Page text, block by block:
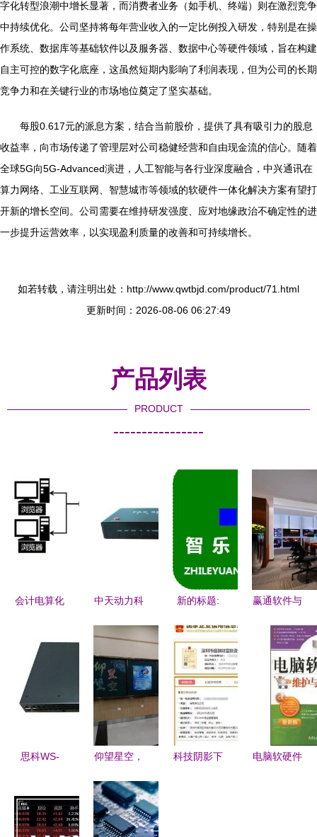
字化转型浪潮中增长显著，而消费者业务（如手机、终端）则在激烈竞争
中持续优化。公司坚持将每年营业收入的一定比例投入研发，特别是在操
作系统、数据库等基础软件以及服务器、数据中心等硬件领域，旨在构建
自主可控的数字化底座，这虽然短期内影响了利润表现，但为公司的长期
竞争力和在关键行业的市场地位奠定了坚实基础。
每股0.617元的派息方案，结合当前股价，提供了具有吸引力的股息
收益率，向市场传递了管理层对公司稳健经营和自由现金流的信心。随着
全球5G向5G-Advanced演进，人工智能与各行业深度融合，中兴通讯在
算力网络、工业互联网、智慧城市等领域的软硬件一体化解决方案有望打
开新的增长空间。公司需要在维持研发强度、应对地缘政治不确定性的进
一步提升运营效率，以实现盈利质量的改善和可持续增长。
如若转载，请注明出处：http://www.qwtbjd.com/product/71.html
更新时间：2026-08-06 06:27:49
产品列表
PRODUCT
----------------
会计电算化
硬件基础
——从账本
到服务器的
跨越
中天动力科
协同之力，
驱动数字化
未来
新的标题:
绿色革命
计算机软硬
件驱动下的
节能先锋
赢通软件与
代电脑公司
达成战略合
作，共拓计
算机软硬件
发展新篇章
思科WS-
48TS-LL合
肥促销
仰望星空，
高一学子聆
听北大吴泰
科技阴影下
电脑软硬件